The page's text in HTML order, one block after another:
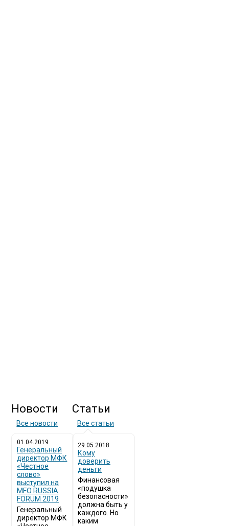
Новости
Все новости
01.04.2019
Генеральный
директор МФК
«Честное
слово»
выступил на
MFO RUSSIA
FORUM 2019
Генеральный
директор МФК
Статьи
Все статьи
29.05.2018
Кому
доверить
деньги
Финансовая
«подушка
безопасности»
должна быть у
каждого. Но
каким